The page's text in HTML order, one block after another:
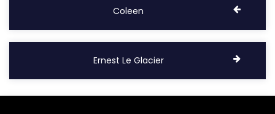
Coleen
Ernest Le Glacier